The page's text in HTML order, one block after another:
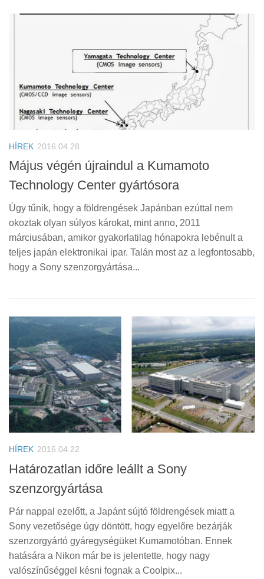
HÍREK 2016.04.28
Május végén újraindul a Kumamoto
Technology Center gyártósora
Úgy tűnik, hogy a földrengések Japánban ezúttal nem
okoztak olyan súlyos károkat, mint anno, 2011
márciusában, amikor gyakorlatilag hónapokra lebénult a
teljes japán elektronikai ipar. Talán most az a legfontosabb,
hogy a Sony szenzorgyártása...
HÍREK 2016.04.22
Határozatlan időre leállt a Sony
szenzorgyártása
Pár nappal ezelőtt, a Japánt sújtó földrengések miatt a
Sony vezetősége úgy döntött, hogy egyelőre bezárják
szenzorgyártó gyáregységüket Kumamotóban. Ennek
hatására a Nikon már be is jelentette, hogy nagy
valószínűséggel késni fognak a Coolpix...